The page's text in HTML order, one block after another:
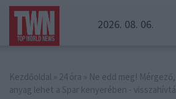
2026. 08. 06.
Kezdőoldal » 24 óra » Ne edd meg!
anyag lehet a Spar kenyerében -